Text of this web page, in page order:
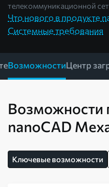
телекоммуникационной
Что нового в продукте
Системные требования
ВозможностиЦентр
Возможности
nanoCAD
Ключевые возможности